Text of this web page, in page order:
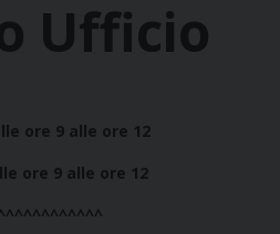
Ufficio
ore 9 alle ore 12
ore 9 alle ore 12